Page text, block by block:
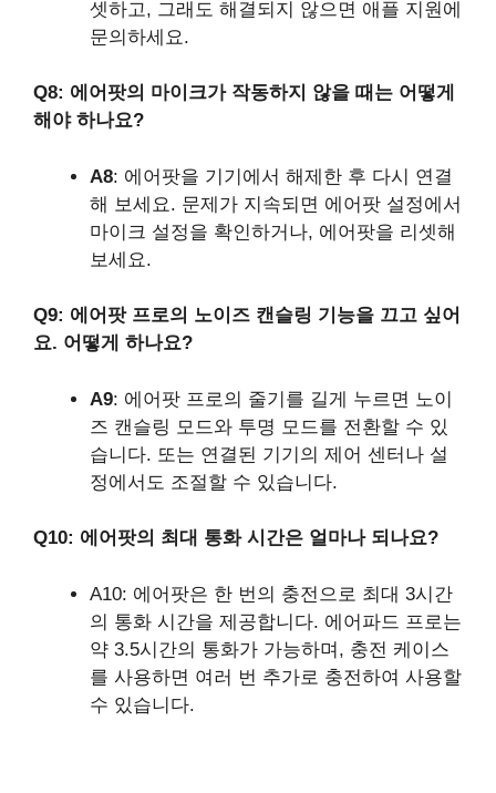
셋하고, 그래도 해결되지 않으면 애플 지원에
문의하세요.
Q8: 에어팟의 마이크가 작동하지 않을 때는 어떻게
해야 하나요?
A8: 에어팟을 기기에서 해제한 후 다시 연결
해 보세요. 문제가 지속되면 에어팟 설정에서
마이크 설정을 확인하거나, 에어팟을 리셋해
보세요.
Q9: 에어팟 프로의 노이즈 캔슬링 기능을 끄고 싶어
요. 어떻게 하나요?
A9: 에어팟 프로의 줄기를 길게 누르면 노이
즈 캔슬링 모드와 투명 모드를 전환할 수 있
습니다. 또는 연결된 기기의 제어 센터나 설
정에서도 조절할 수 있습니다.
Q10: 에어팟의 최대 통화 시간은 얼마나 되나요?
A10: 에어팟은 한 번의 충전으로 최대 3시간
의 통화 시간을 제공합니다. 에어파드 프로는
약 3.5시간의 통화가 가능하며, 충전 케이스
를 사용하면 여러 번 추가로 충전하여 사용할
수 있습니다.